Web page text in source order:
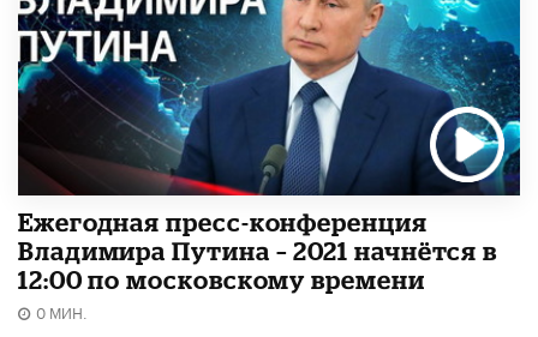
Ежегодная пресс-конференция
Владимира Путина – 2021 начнётся в
12:00 по московскому времени
0 МИН.